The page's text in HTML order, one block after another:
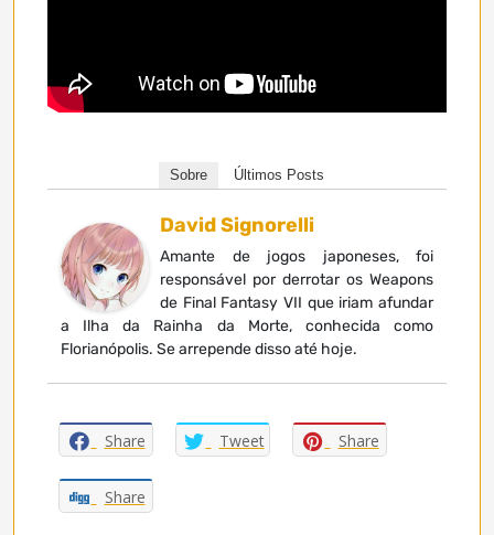
Sobre Últimos Posts
David Signorelli
Amante de jogos japoneses, foi
responsável por derrotar os Weapons
de Final Fantasy VII que iriam afundar
a Ilha da Rainha da Morte, conhecida como
Florianópolis. Se arrepende disso até hoje.
Share Tweet Share
Share